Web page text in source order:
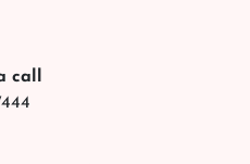
call